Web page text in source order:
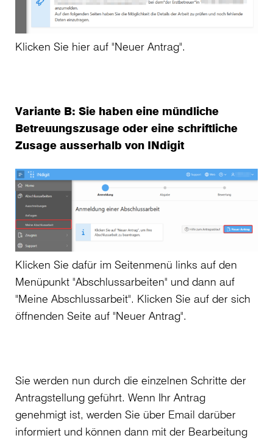
Klicken Sie hier auf "Neuer Antrag".
Variante B: Sie haben eine mündliche
Betreuungszusage oder eine schriftliche
Zusage ausserhalb von INdigit
Klicken Sie dafür im Seitenmenü links auf den
Menüpunkt "Abschlussarbeiten" und dann auf
"Meine Abschlussarbeit". Klicken Sie auf der sich
öffnenden Seite auf "Neuer Antrag".
Sie werden nun durch die einzelnen Schritte der
Antragstellung geführt. Wenn Ihr Antrag
genehmigt ist, werden Sie über Email darüber
informiert und können dann mit der Bearbeitung